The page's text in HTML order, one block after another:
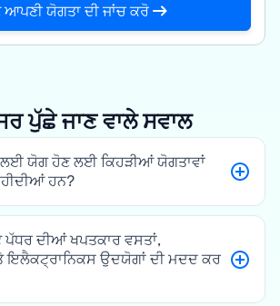
ਆਪਣੀ ਯੋਗਤਾ ਦੀ ਜਾਂਚ ਕਰੋ
ਪੁੱਛੇ ਜਾਣ ਵਾਲੇ ਸਵਾਲ
ਲਈ ਯੋਗ ਹੋਣ ਲਈ ਕਿਹੜੀਆਂ ਯੋਗਤਾਵਾਂ
ਹਨ?
ਪੱਧਰ ਦੀਆਂ ਖਪਤਕਾਰ ਵਸਤਾਂ,
ਉਦਯੋਗਾਂ ਦੀ ਮਦਦ ਕਰ